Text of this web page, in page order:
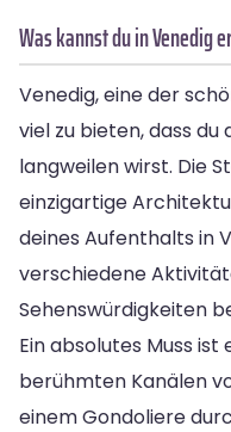
Was kannst du in Venedig
Venedig, eine der
viel zu bieten, dass
langweilen wirst. Die
einzigartige
deines Aufenthalts in
verschiedene
Sehenswürdigkeiten
Ein absolutes Muss
berühmten Kanälen
einem Gondoliere